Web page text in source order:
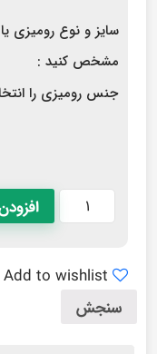
سایز و نوع رومیزی یا
مشخص کنید :
جنس رومیزی را
Add to wishlist
سنجش